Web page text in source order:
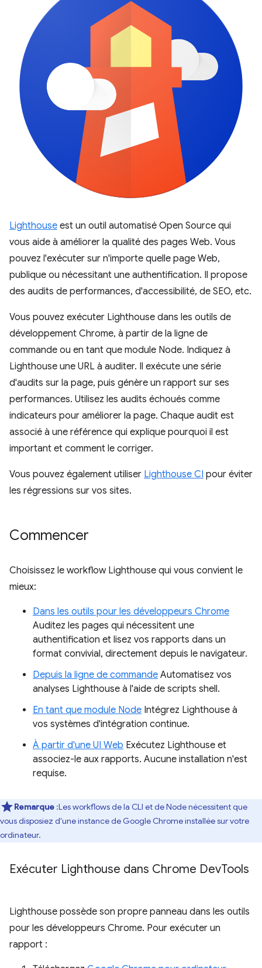
Lighthouse est un outil automatisé Open Source qui
vous aide à améliorer la qualité des pages Web. Vous
pouvez l'exécuter sur n'importe quelle page Web,
publique ou nécessitant une authentification. Il propose
des audits de performances, d'accessibilité, de SEO, etc.
Vous pouvez exécuter Lighthouse dans les outils de
développement Chrome, à partir de la ligne de
commande ou en tant que module Node. Indiquez à
Lighthouse une URL à auditer. Il exécute une série
d'audits sur la page, puis génère un rapport sur ses
performances. Utilisez les audits échoués comme
indicateurs pour améliorer la page. Chaque audit est
associé à une référence qui explique pourquoi il est
important et comment le corriger.
Vous pouvez également utiliser Lighthouse CI pour éviter
les régressions sur vos sites.
Commencer
Choisissez le workflow Lighthouse qui vous convient le
mieux:
Dans les outils pour les développeurs Chrome
Auditez les pages qui nécessitent une
authentification et lisez vos rapports dans un
format convivial, directement depuis le navigateur.
Depuis la ligne de commande Automatisez vos
analyses Lighthouse à l'aide de scripts shell.
En tant que module Node Intégrez Lighthouse à
vos systèmes d'intégration continue.
À partir d'une UI Web Exécutez Lighthouse et
associez-le aux rapports. Aucune installation n'est
requise.
Remarque :Les workflows de la CLI et de Node nécessitent que
vous disposiez d'une instance de Google Chrome installée sur votre
ordinateur.
Exécuter Lighthouse dans Chrome DevTools
Lighthouse possède son propre panneau dans les outils
pour les développeurs Chrome. Pour exécuter un
rapport :